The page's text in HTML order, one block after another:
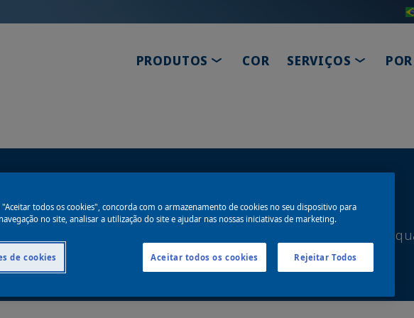
PRODUTOS TOGGLE DROPDOWN
COR SERVIÇOS TOGGLE
ajudam os pintores a obter fluxo ideal, nivelamento e
"Aceitar todos os cookies", concorda com o armazenamento de cookies no seu dispositivo para
no site, analisar a utilização do site e ajudar nas nossas iniciativas de marketing.
de cookies Rejeitar Todos
Aceitar todos os cookies